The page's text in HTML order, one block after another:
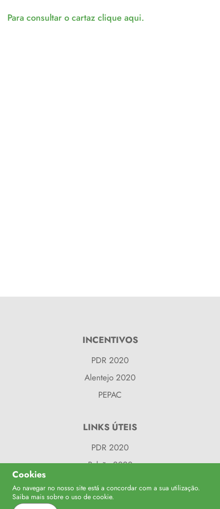
Para consultar o cartaz clique aqui.
INCENTIVOS
PDR 2020
Alentejo 2020
PEPAC
LINKS ÚTEIS
PDR 2020
Balcão 2020
Balcão do Fundos
Cookies
Ao navegar no nosso site está a concordar com a sua utilização.
Saiba mais sobre o uso de cookie.
Confinanciado por: